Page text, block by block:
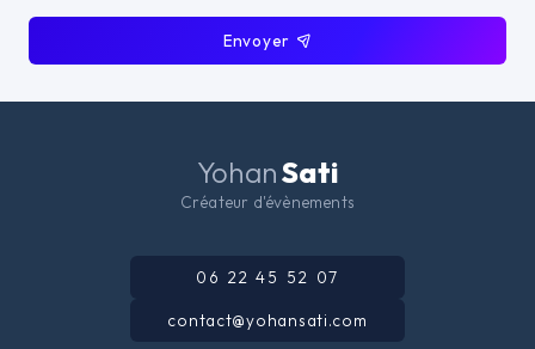
Envoyer
YohanSati
Créateur d'évènements
06 22 45 52 07
contact@yohansati.com